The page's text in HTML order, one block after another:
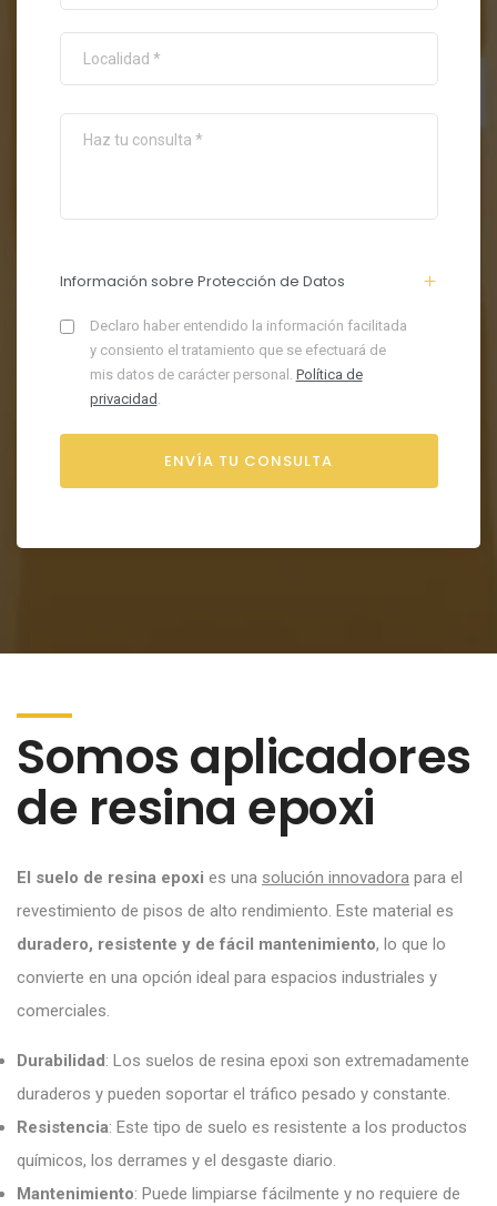
Información sobre Protección de Datos
Declaro haber entendido la información facilitada
y consiento el tratamiento que se efectuará de
mis datos de carácter personal. Política de
privacidad .
Somos aplicadores
de resina epoxi
El suelo de resina epoxi es una solución innovadora para el
revestimiento de pisos de alto rendimiento. Este material es
duradero, resistente y de fácil mantenimiento, lo que lo
convierte en una opción ideal para espacios industriales y
comerciales.
Durabilidad: Los suelos de resina epoxi son extremadamente
duraderos y pueden soportar el tráfico pesado y constante.
Resistencia: Este tipo de suelo es resistente a los productos
químicos, los derrames y el desgaste diario.
Mantenimiento: Puede limpiarse fácilmente y no requiere de